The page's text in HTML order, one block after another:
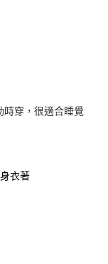
式。 讓您購物簡單
時穿，很適合睡覺
衣著